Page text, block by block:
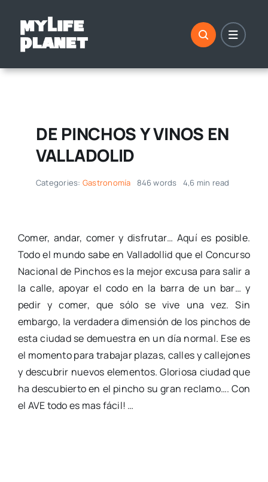
contenido
DE PINCHOS Y VINOS EN
VALLADOLID
Categories: Gastronomía 846 words 4,6 min read
Comer, andar, comer y disfrutar… Aquí es posible.
Todo el mundo sabe en Valladollid que el Concurso
Nacional de Pinchos es la mejor excusa para salir a
la calle, apoyar el codo en la barra de un bar… y
pedir y comer, que sólo se vive una vez. Sin
embargo, la verdadera dimensión de los pinchos de
esta ciudad se demuestra en un día normal. Ese es
el momento para trabajar plazas, calles y callejones
y descubrir nuevos elementos. Gloriosa ciudad que
ha descubierto en el pincho su gran reclamo…. Con
el AVE todo es mas fácil! …